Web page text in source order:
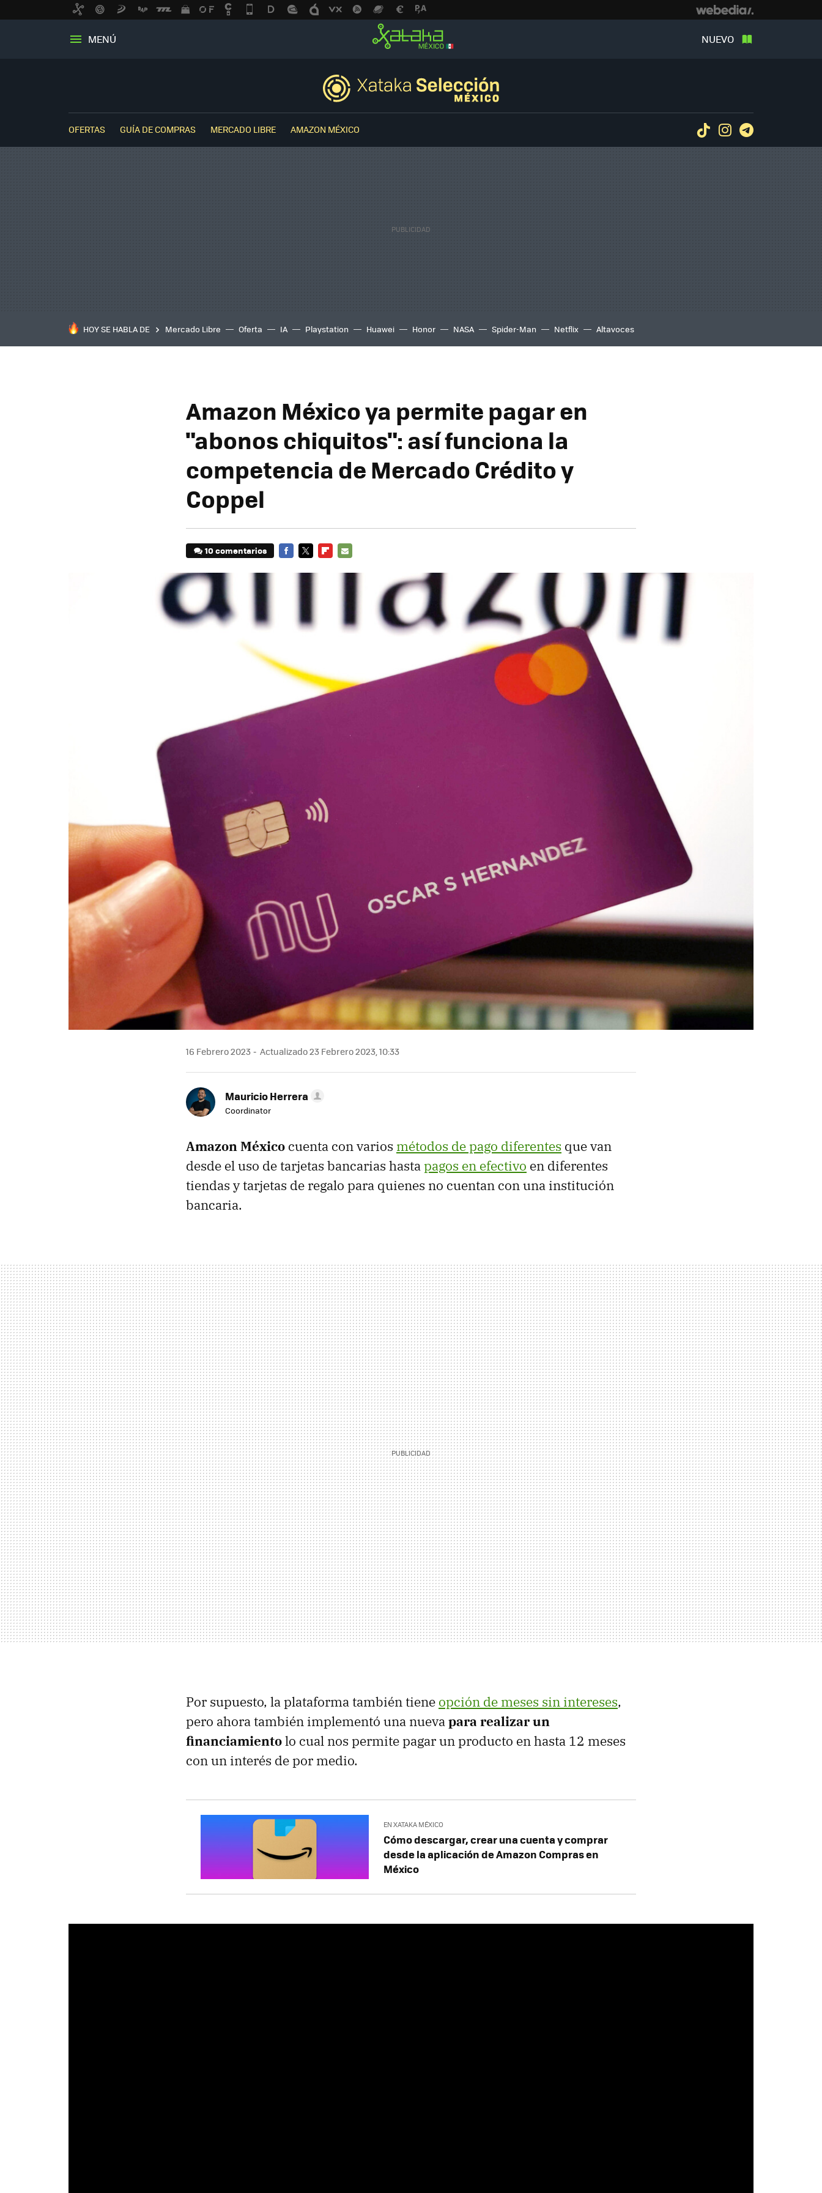
MENÚ NUEVO
OFERTAS GUÍA DE COMPRAS MERCADO LIBRE AMAZON MÉXICO TiktokInstagram
HOY SE HABLA DE Mercado Libre Oferta IA Playstation Huawei Honor NASA Spider-Man Netflix Altavoces
Amazon México ya permite pagar en
"abonos chiquitos": así funciona la
competencia de Mercado Crédito y
Coppel
10 comentarios
16 Febrero 2023 Actualizado 23 Febrero 2023, 10:33
Mauricio Herrera
Coordinator
Amazon México cuenta con varios métodos de pago diferentes que van
desde el uso de tarjetas bancarias hastapagos en efectivo en diferentes
tiendas y tarjetas de regalo para quienes no cuentan con una institución
bancaria.
Por supuesto, la plataforma también tiene opción de meses sin intereses,
pero ahora también implementó una nuevapara realizar un
financiamientolo cual nos permite pagar un producto en hasta 12 meses
con un interés de por medio.
EN XATAKA MÉXICO
Cómo descargar, crear una cuenta y comprar
desde la aplicación de Amazon Compras en
México